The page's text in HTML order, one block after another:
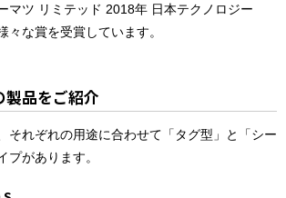
マツ リミテッド 2018年 日本テクノロジー
々な賞を受賞しています。
品をご紹介
それぞれの用途に合わせて「タグ型」と「シー
プがあります。